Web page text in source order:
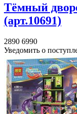
Тёмный
(арт.10691)
2890 6990
Уведомить о